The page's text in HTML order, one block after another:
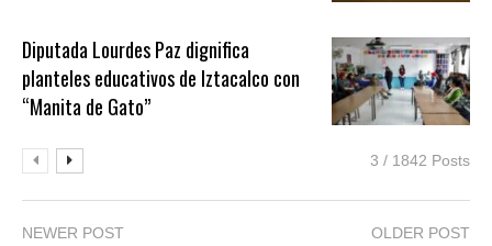
Diputada Lourdes Paz dignifica
planteles educativos de Iztacalco con
“Manita de Gato”
3 / 1842 Posts
NEWER POST OLDER POST